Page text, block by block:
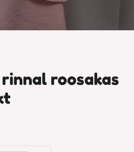
roosakas